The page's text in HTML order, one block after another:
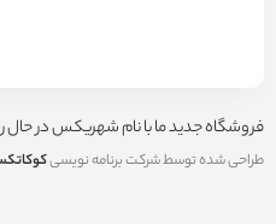
فروشگاه جدید ما با نام شهریکس در حال
طراحی شده توسط شرکت برنامه نویسی